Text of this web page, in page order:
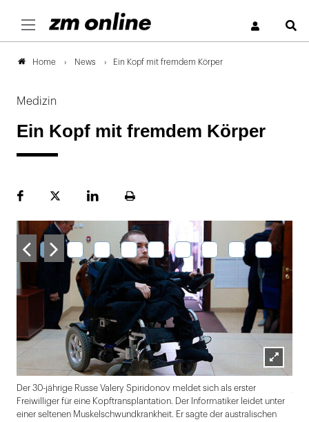
Home News Ein Kopf mit fremdem Körper
Medizin
Ein Kopf mit fremdem Körper
FacebookPlattformLinekdInSeite
Lightbox
öffnen
Der 30-jährige Russe Valery Spiridonov meldet sich als erster
Freiwilliger für eine Kopftransplantation. Der Informatiker leidet unter
einer seltenen Muskelschwundkrankheit. Er sagte der australischen